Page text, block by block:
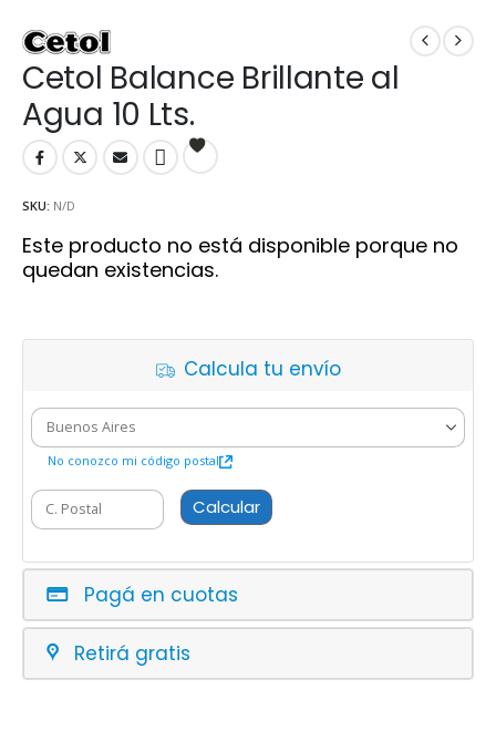
Cetol Balance Brillante al
Agua 10 Lts.
SKU: N/D
Este producto no está disponible porque no
quedan existencias.
Calcula tu envío
No conozco mi código postal
Calcular
Pagá en cuotas
Retirá gratis